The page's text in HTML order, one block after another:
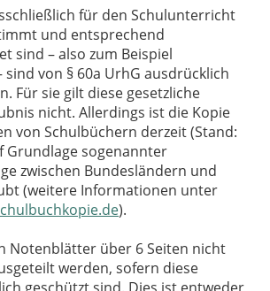
für den Schulunterricht
und entsprechend
sind – also zum Beispiel
sind von § 60a UrhG ausdrücklich
Für sie gilt diese gesetzliche
nicht. Allerdings ist die Kopie
von Schulbüchern derzeit (Stand:
Grundlage sogenannter
zwischen Bundesländern und
(weitere Informationen unter
).
Notenblätter über 6 Seiten nicht
werden, sofern diese